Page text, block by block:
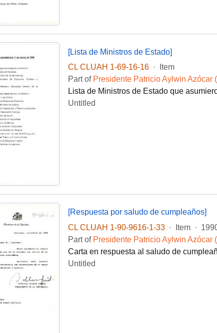
[Lista de Ministros de Estado]
CL CLUAH 1-69-16-16
·
Item
Part of Presidente Patricio Aylwin Azócar
Lista de Ministros de Estado que
Untitled
[Respuesta por saludo de cumpleaños]
CL CLUAH 1-90-9616-1-33
· Item ·
Part of Presidente Patricio Aylwin Azócar
Carta en respuesta al saludo de
Untitled